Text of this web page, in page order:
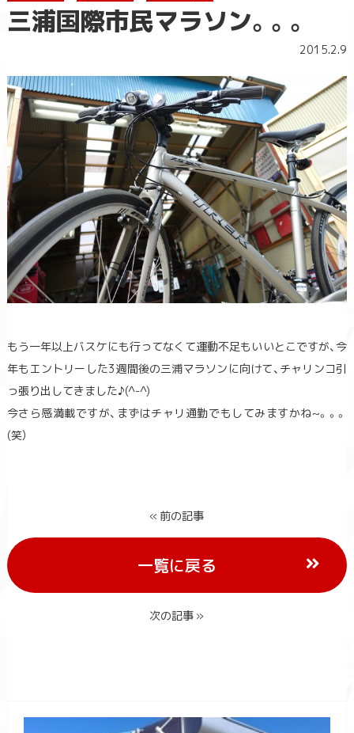
三浦国際市民マラソン。。。
2015.2.9
もう一年以上バスケにも行ってなくて運動不足もいいとこですが、今
年もエントリーした3週間後の三浦マラソンに向けて、チャリンコ引
っ張り出してきました♪(^-^)
今さら感満載ですが、まずはチャリ通勤でもしてみますかね~。。。
(笑）
« 前の記事
一覧に戻る
次の記事 »